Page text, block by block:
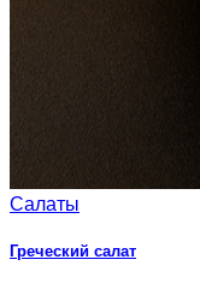
Салаты
Греческий салат